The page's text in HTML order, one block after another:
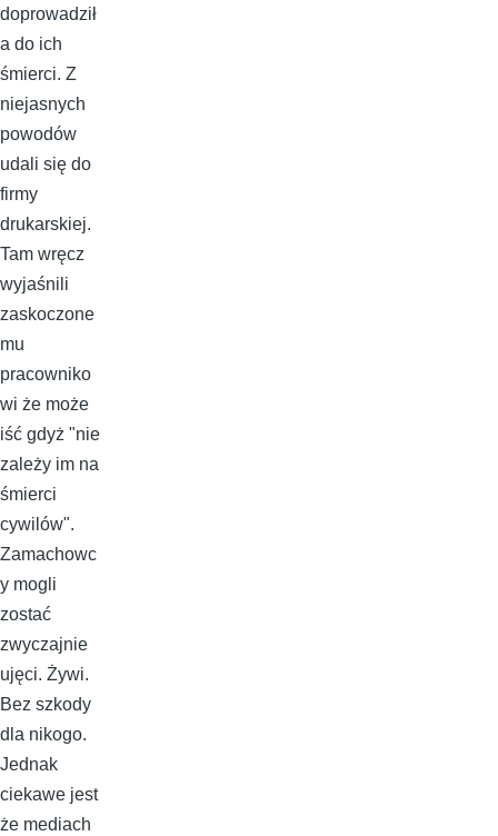
doprowadził
a do ich
śmierci. Z
niejasnych
powodów
udali się do
firmy
drukarskiej.
Tam wręcz
wyjaśnili
zaskoczone
mu
pracowniko
wi że może
iść gdyż "nie
zależy im na
śmierci
cywilów".
Zamachowc
y mogli
zostać
zwyczajnie
ujęci. Żywi.
Bez szkody
dla nikogo.
Jednak
ciekawe jest
że mediach